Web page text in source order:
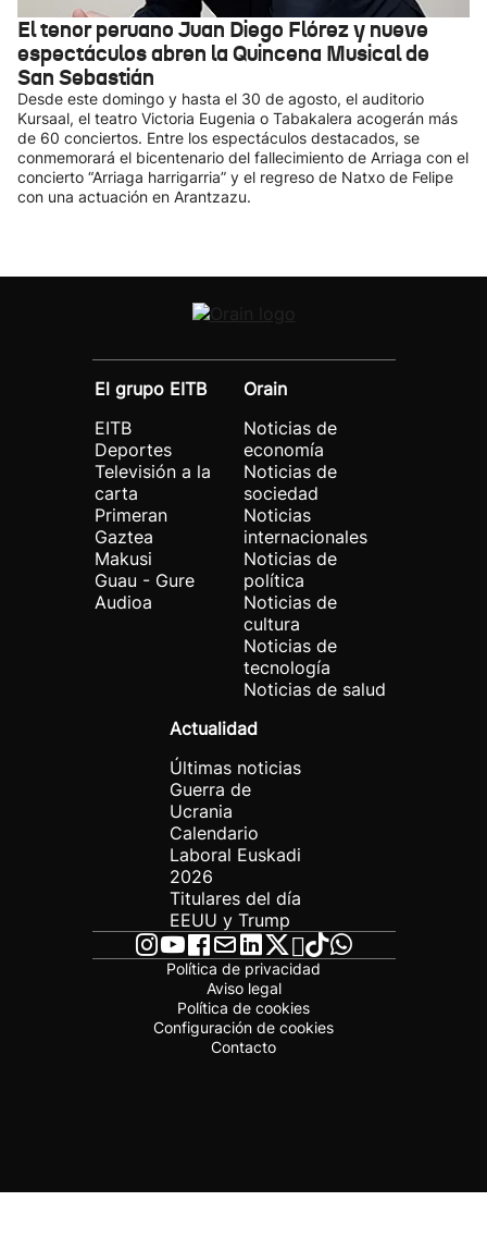
El tenor peruano Juan Diego Flórez y nueve
espectáculos abren la Quincena Musical de
San Sebastián
Desde este domingo y hasta el 30 de agosto, el auditorio
Kursaal, el teatro Victoria Eugenia o Tabakalera acogerán más
de 60 conciertos. Entre los espectáculos destacados, se
conmemorará el bicentenario del fallecimiento de Arriaga con el
concierto “Arriaga harrigarria” y el regreso de Natxo de Felipe
con una actuación en Arantzazu.
El grupo EITB
EITB
Deportes
Televisión a la
carta
Primeran
Gaztea
Makusi
Guau - Gure
Audioa
Orain
Noticias de
economía
Noticias de
sociedad
Noticias
internacionales
Noticias de
política
Noticias de
cultura
Noticias de
tecnología
Noticias de salud
Actualidad
Últimas noticias
Guerra de
Ucrania
Calendario
Laboral Euskadi
2026
Titulares del día
EEUU y Trump
Política de privacidad
Aviso legal
Política de cookies
Configuración de cookies
Contacto